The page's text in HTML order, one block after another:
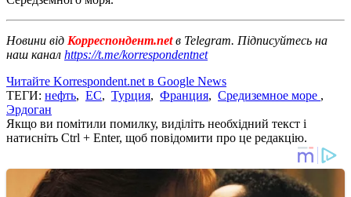
Новини від Корреспондент.netв Telegram. Підписуйтесь на
наш канал https://t.me/korrespondentnet
Читайте Korrespondent.net в Google News
ТЕГИ: нефть, ЕС, Турция, Франция, Средиземное море ,
Эрдоган
Якщо ви помітили помилку, виділіть необхідний текст і
натисніть Ctrl + Enter, щоб повідомити про це редакцію.